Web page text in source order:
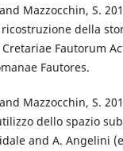
Mazzocchin, S.
della
Fautorum
Fautores.
Mazzocchin, S.
dello spazio
and A. Angelini